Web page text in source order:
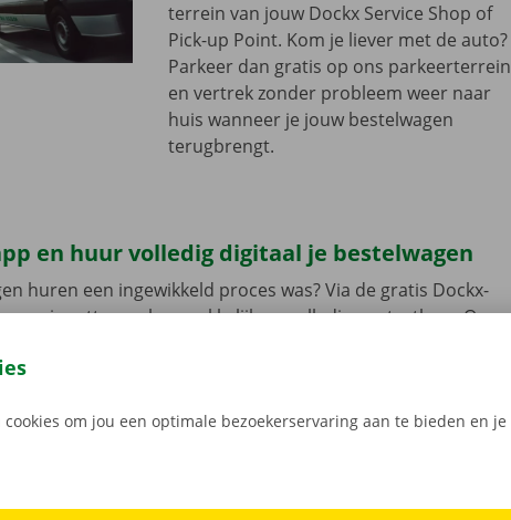
terrein van jouw Dockx Service Shop of
Pick-up Point. Kom je liever met de auto?
Parkeer dan gratis op ons parkeerterrein
en vertrek zonder probleem weer naar
huis wanneer je jouw bestelwagen
terugbrengt.
en huur volledig digitaal je bestelwagen
huren een ingewikkeld proces was? Via de gratis Dockx-
camionette: snel, gemakkelijk en volledig contactloos. Open
Vind de app voor
om jou een optimale bezoekerservaring aan te bieden en je